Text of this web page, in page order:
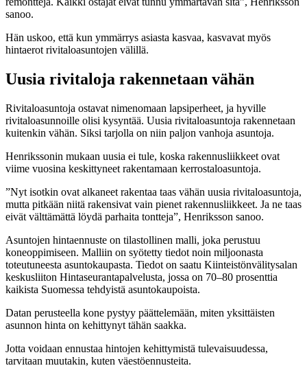
sanoo.
Hän uskoo, että kun ymmärrys asiasta kasvaa, kasvavat myös
hintaerot rivitaloasuntojen välillä.
Uusia rivitaloja rakennetaan vähän
Rivitaloasuntoja ostavat nimenomaan lapsiperheet, ja hyville
rivitaloasunnoille olisi kysyntää. Uusia rivitaloasuntoja rakennetaan
kuitenkin vähän. Siksi tarjolla on niin paljon vanhoja asuntoja.
Henrikssonin mukaan uusia ei tule, koska rakennusliikkeet ovat
viime vuosina keskittyneet rakentamaan kerrostaloasuntoja.
”Nyt isotkin ovat alkaneet rakentaa taas vähän uusia rivitaloasuntoja,
mutta pitkään niitä rakensivat vain pienet rakennusliikkeet. Ja ne taas
eivät välttämättä löydä parhaita tontteja”, Henriksson sanoo.
Asuntojen hintaennuste on tilastollinen malli, joka perustuu
koneoppimiseen. Malliin on syötetty tiedot noin miljoonasta
toteutuneesta asuntokaupasta. Tiedot on saatu Kiinteistönvälitysalan
keskusliiton Hintaseurantapalvelusta, jossa on 70–80 prosenttia
kaikista Suomessa tehdyistä asuntokaupoista.
Datan perusteella kone pystyy päättelemään, miten yksittäisten
asunnon hinta on kehittynyt tähän saakka.
Jotta voidaan ennustaa hintojen kehittymistä tulevaisuudessa,
tarvitaan muutakin, kuten väestöennusteita.